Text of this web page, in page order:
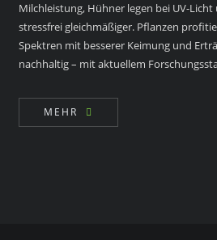
Milchleistung, Hühner legen bei UV-
stressfrei gleichmäßiger. Pflanzen
Spektren mit besserer Keimung und
nachhaltig – mit aktuellem
MEHR